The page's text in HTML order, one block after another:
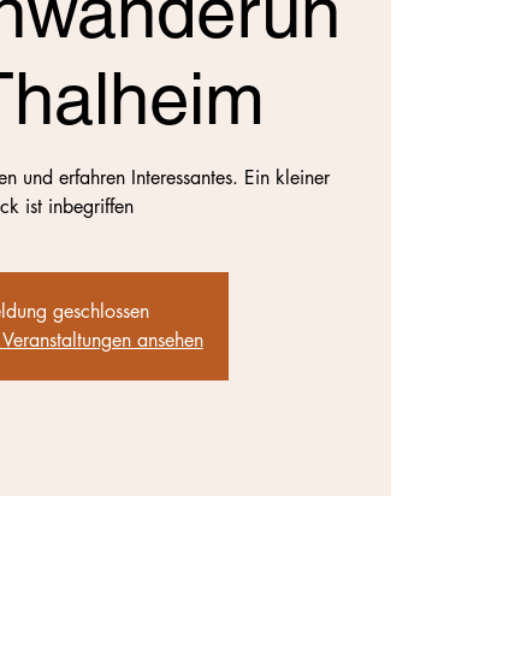
und erfahren Interessantes. Ein kleiner
ist inbegriffen
geschlossen
ansehen